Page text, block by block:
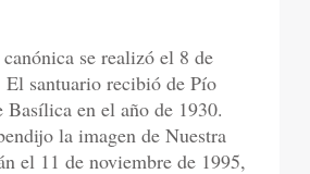
se realizó el 8 de
El santuario recibió de Pío
en el año de 1930.
la imagen de Nuestra
el 11 de noviembre de 1995,